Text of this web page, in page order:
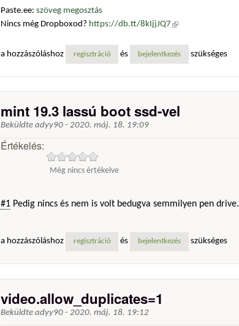
Paste.ee: szöveg megosztás
Nincs még Dropboxod? https://db.tt/8kIjjJQ7 (külső hivatkozás)
a hozzászóláshoz regisztráció és bejelentkezés szükséges
mint 19.3 lassú boot ssd-vel
Beküldte adyy90 - 2020. máj. 18. 19:09
Értékelés:
Még nincs értékelve
#1 Pedig nincs és nem is volt bedugva semmilyen pen drive.
a hozzászóláshoz regisztráció és bejelentkezés szükséges
video.allow_duplicates=1
Beküldte adyy90 - 2020. máj. 18. 19:12